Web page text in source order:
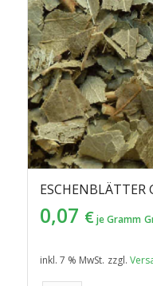
ESCHENBLÄTTER
0,07 € je Gramm
inkl. 7 % MwSt. zzgl.